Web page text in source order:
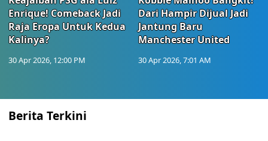
Enrique! Comeback Jadi
Raja Eropa Untuk Kedua
Kalinya?
30 Apr 2026, 12:00 PM
Dari Hampir Dijual Jadi
Jantung Baru
Manchester United
30 Apr 2026, 7:01 AM
Berita Terkini